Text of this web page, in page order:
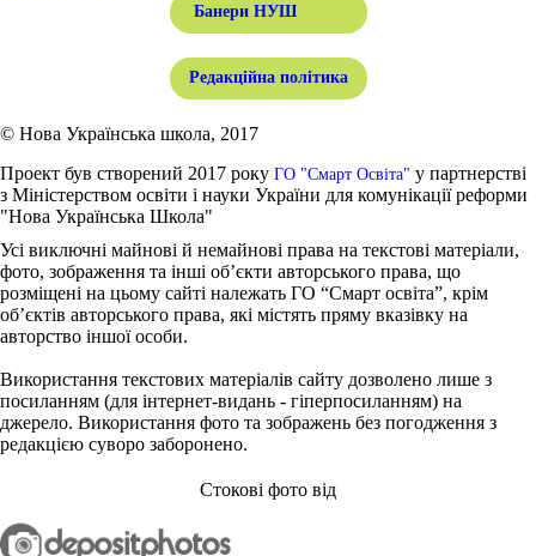
Банери НУШ
Редакційна політика
© Нова Українська школа, 2017
Проект був створений 2017 року ГО "Смарт Освіта" у партнерстві
з Міністерством освіти і науки України для комунікації реформи
"Нова Українська Школа"
Усі виключні майнові й немайнові права на текстові матеріали,
фото, зображення та інші об’єкти авторського права, що
розміщені на цьому сайті належать ГО “Смарт освіта”, крім
об’єктів авторського права, які містять пряму вказівку на
авторство іншої особи.
Використання текстових матеріалів сайту дозволено лише з
посиланням (для інтернет-видань - гіперпосиланням) на
джерело. Використання фото та зображень без погодження з
редакцією суворо заборонено.
Стокові фото від